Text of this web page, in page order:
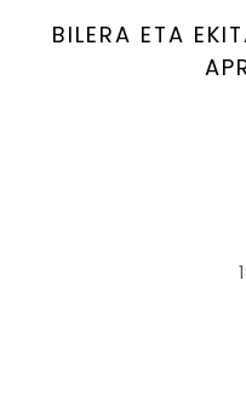
BILERA ETA